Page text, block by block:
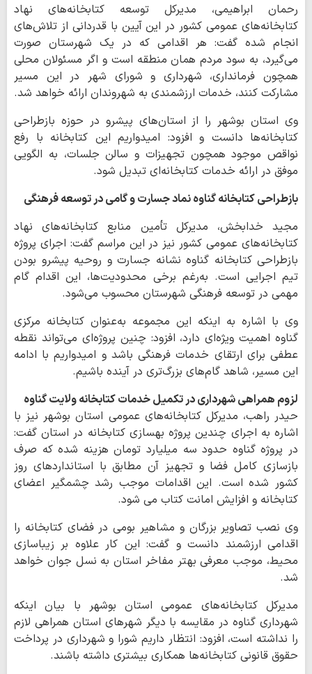
رحمان ابراهیمی، مدیرکل توسعه کتابخانه‌های نهاد
کتابخانه‌های عمومی کشور در این آیین با قدردانی از تلاش‌های
انجام شده گفت: هر اقدامی که در یک شهرستان صورت
می‌گیرد، به سود مردم همان منطقه است و اگر مسئولان محلی
همچون فرمانداری، شهرداری و شورای شهر در این مسیر
مشارکت کنند، خدمات ارزشمندی به شهروندان ارائه خواهد شد.
وی استان بوشهر را از استان‌های پیشرو در حوزه بازطراحی
کتابخانه‌ها دانست و افزود: امیدواریم این کتابخانه با رفع
نواقص موجود همچون تجهیزات و سالن جلسات، به الگویی
موفق در ارائه خدمات کتابخانه‌ای تبدیل شود.
بازطراحی کتابخانه گناوه نماد جسارت و گامی در توسعه فرهنگی
مجید خدابخش، مدیرکل تأمین منابع کتابخانه‌های نهاد
کتابخانه‌های عمومی کشور نیز در این مراسم گفت: اجرای پروژه
بازطراحی کتابخانه گناوه نشانه جسارت و روحیه پیشرو بودن
تیم اجرایی است. به‌رغم برخی محدودیت‌ها، این اقدام گام
مهمی در توسعه فرهنگی شهرستان محسوب می‌شود.
وی با اشاره به اینکه این مجموعه به‌عنوان کتابخانه مرکزی
گناوه اهمیت ویژه‌ای دارد، افزود: چنین پروژه‌ای می‌تواند نقطه
عطفی برای ارتقای خدمات فرهنگی باشد و امیدواریم با ادامه
این مسیر، شاهد گام‌های بزرگ‌تری در آینده باشیم.
لزوم همراهی شهرداری در تکمیل خدمات کتابخانه ولایت گناوه
حیدر راهب، مدیرکل کتابخانه‌های عمومی استان بوشهر نیز با
اشاره به اجرای چندین پروژه بهسازی کتابخانه در استان گفت:
در پروژه گناوه حدود سه میلیارد تومان هزینه شده که صرف
بازسازی کامل فضا و تجهیز آن مطابق با استانداردهای روز
کشور شده است. این اقدامات موجب رشد چشمگیر اعضای
کتابخانه و افزایش امانت کتاب می شود.
وی نصب تصاویر بزرگان و مشاهیر بومی در فضای کتابخانه را
اقدامی ارزشمند دانست و گفت: این کار علاوه بر زیباسازی
محیط، موجب معرفی بهتر مفاخر استان به نسل جوان خواهد
شد.
مدیرکل کتابخانه‌های عمومی استان بوشهر با بیان اینکه
شهرداری گناوه در مقایسه با دیگر شهرهای استان همراهی لازم
را نداشته است، افزود: انتظار داریم شورا و شهرداری در پرداخت
حقوق قانونی کتابخانه‌ها همکاری بیشتری داشته باشند.